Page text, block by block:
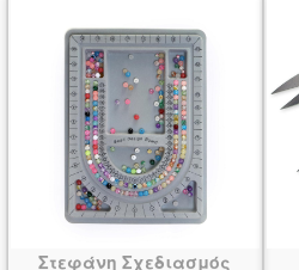
Στεφάνη Σχεδιασμός